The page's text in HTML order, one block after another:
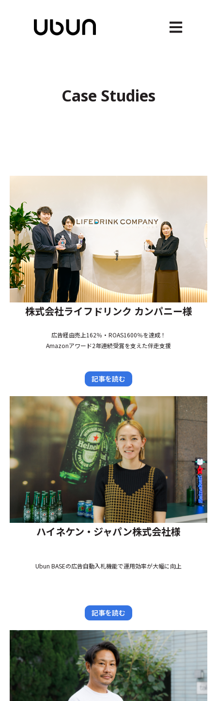
メインナビ
Case Studies
株式会社ライフドリンク カンパニー様
広告経由売上162％・ROAS1600％を達成！
Amazonアワード2年連続受賞を支えた伴走支援
記事を読む
ハイネケン・ジャパン株式会社様
Ubun BASEの広告自動入札機能で運用効率が大幅に向上
記事を読む